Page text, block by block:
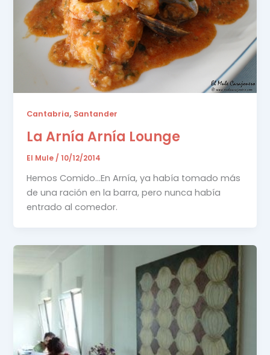
Cantabria, Santander
La Arnía Arnía Lounge
El Mule/10/12/2014
Hemos Comido…En Arnía, ya había tomado más
de una ración en la barra, pero nunca había
entrado al comedor.